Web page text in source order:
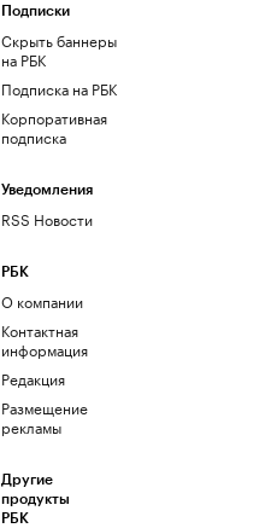
Подписки
Скрыть баннеры
на РБК
Подписка на РБК
Корпоративная
подписка
Уведомления
RSS Новости
РБК
О компании
Контактная
информация
Редакция
Размещение
рекламы
Другие
продукты
РБК